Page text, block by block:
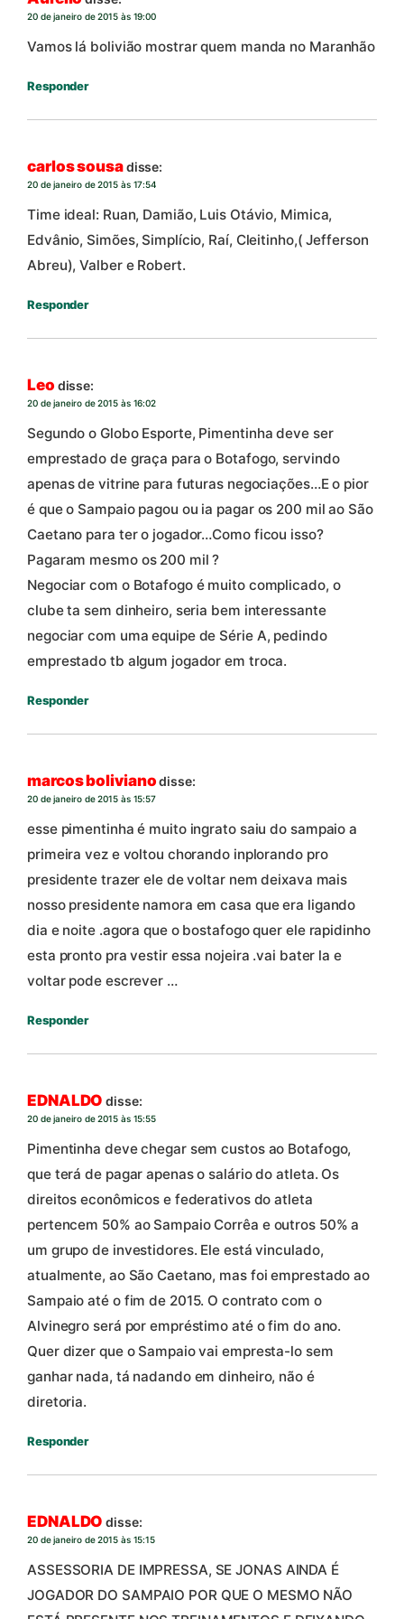
20 de janeiro de 2015 às 19:00
Vamos lá bolivião mostrar quem manda no Maranhão
Responder
carlos sousadisse:
20 de janeiro de 2015 às 17:54
Time ideal: Ruan, Damião, Luis Otávio, Mimica,
Edvânio, Simões, Simplício, Raí, Cleitinho,( Jefferson
Abreu), Valber e Robert.
Responder
Leo disse:
20 de janeiro de 2015 às 16:02
Segundo o Globo Esporte, Pimentinha deve ser
emprestado de graça para o Botafogo, servindo
apenas de vitrine para futuras negociações…E o pior
é que o Sampaio pagou ou ia pagar os 200 mil ao São
Caetano para ter o jogador…Como ficou isso?
Pagaram mesmo os 200 mil ?
Negociar com o Botafogo é muito complicado, o
clube ta sem dinheiro, seria bem interessante
negociar com uma equipe de Série A, pedindo
emprestado tb algum jogador em troca.
Responder
marcos bolivianodisse:
20 de janeiro de 2015 às 15:57
esse pimentinha é muito ingrato saiu do sampaio a
primeira vez e voltou chorando inplorando pro
presidente trazer ele de voltar nem deixava mais
nosso presidente namora em casa que era ligando
dia e noite .agora que o bostafogo quer ele rapidinho
esta pronto pra vestir essa nojeira .vai bater la e
voltar pode escrever …
Responder
EDNALDO disse:
20 de janeiro de 2015 às 15:55
Pimentinha deve chegar sem custos ao Botafogo,
que terá de pagar apenas o salário do atleta. Os
direitos econômicos e federativos do atleta
pertencem 50% ao Sampaio Corrêa e outros 50% a
um grupo de investidores. Ele está vinculado,
atualmente, ao São Caetano, mas foi emprestado ao
Sampaio até o fim de 2015. O contrato com o
Alvinegro será por empréstimo até o fim do ano.
Quer dizer que o Sampaio vai empresta-lo sem
ganhar nada, tá nadando em dinheiro, não é
diretoria.
Responder
EDNALDO disse:
20 de janeiro de 2015 às 15:15
ASSESSORIA DE IMPRESSA, SE JONAS AINDA É
JOGADOR DO SAMPAIO POR QUE O MESMO NÃO